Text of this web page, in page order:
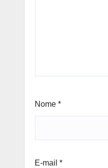
Nome *
E-mail *